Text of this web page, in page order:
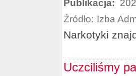
Publikacja:
Źródło: Izba
Narkotyki
Uczciliśmy